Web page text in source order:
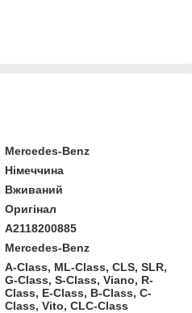
Mercedes-Benz
Німеччина
Вживаний
Оригінал
A2118200885
Mercedes-Benz
A-Class, ML-Class, CLS, SLR,
G-Class, S-Class, Viano, R-
Class, E-Class, B-Class, C-
Class, Vito, CLC-Class